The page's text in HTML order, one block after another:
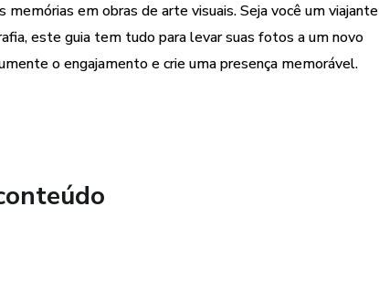
em obras de arte visuais. Seja você um viajante
este guia tem tudo para levar suas fotos a um novo
o engajamento e crie uma presença memorável.